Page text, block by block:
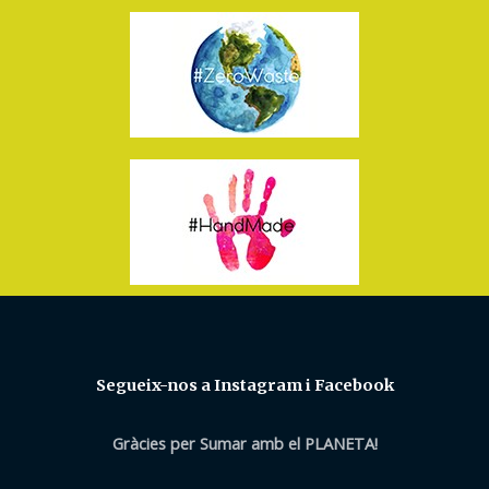
Segueix-nos a Instagram i Facebook
Gràcies per Sumar amb el PLANETA!